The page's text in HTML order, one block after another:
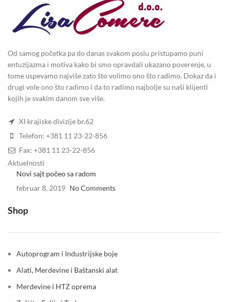
Od samog početka pa do danas svakom poslu pristupamo puni
entuzijazma i motiva kako bi smo opravdali ukazano poverenje, u
tome uspevamo najviše zato što volimo ono što radimo. Dokaz da i
drugi vole ono što radimo i da to radimo najbolje su naši klijenti
kojih je svakim danom sve više.
XI krajiske divizije br.62
Telefon: +381 11 23-22-856
Fax: +381 11 23-22-856
Aktuelnosti
Novi sajt počeo sa radom
februar 8, 2019 No Comments
Shop
Autoprogram i Industrijske boje
Alati, Merdevine i Baštanski alat
Merdevine i HTZ oprema